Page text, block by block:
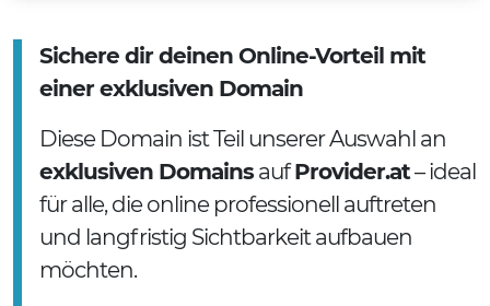
Sichere dir deinen Online-Vorteil mit
einer exklusiven Domain
Diese Domain ist Teil unserer Auswahl an
exklusiven Domains aufProvider.at– ideal
für alle, die online professionell auftreten
und langfristig Sichtbarkeit aufbauen
möchten.